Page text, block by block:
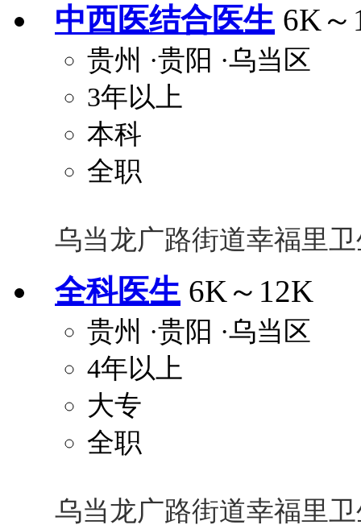
关怀与福利
包住 包吃 住房补贴
定期团建 节日福利
解决户口
员工旅游
中西医结合医生 6K～
贵州 ·贵阳 ·乌当区
3年以上
本科
全职
乌当龙广路街道幸福里
全科医生 6K～12K
贵州 ·贵阳 ·乌当区
4年以上
大专
全职
乌当龙广路街道幸福里